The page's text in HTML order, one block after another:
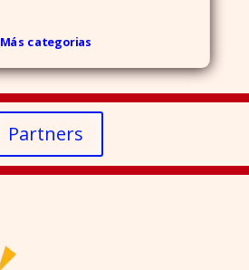
Más categorias
Partners